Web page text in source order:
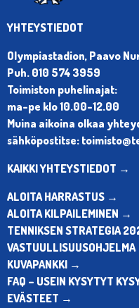
YHTEYSTIEDOT
Olympiastadion, Paavo
Puh. 010 574 3959
Toimiston puhelinajat:
ma-pe klo 10.00-12.00
Muina aikoina olkaa
sähköpostitse:
KAIKKI YHTEYSTIEDOT →
ALOITA HARRASTUS →
ALOITA KILPAILEMINEN →
TENNIKSEN STRATEGIA
KUVAPANKKI →
FAQ – USEIN KYSYTYT
EVÄSTEET →